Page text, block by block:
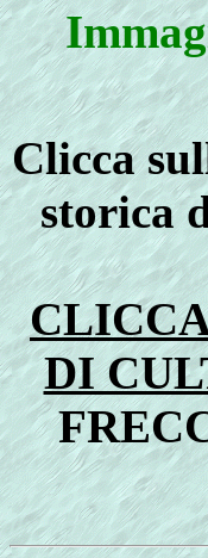
Clicca
storica
DI